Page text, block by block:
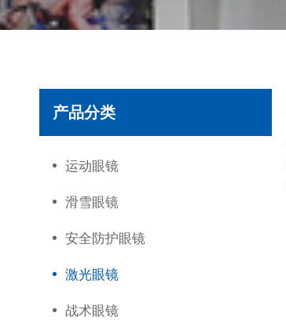
产品分类
运动眼镜
滑雪眼镜
安全防护眼镜
激光眼镜
战术眼镜